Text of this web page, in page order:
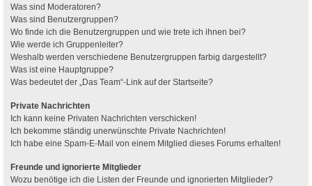
Was sind Moderatoren?
Was sind Benutzergruppen?
Wo finde ich die Benutzergruppen und wie trete ich ihnen bei?
Wie werde ich Gruppenleiter?
Weshalb werden verschiedene Benutzergruppen farbig dargestellt?
Was ist eine Hauptgruppe?
Was bedeutet der „Das Team“-Link auf der Startseite?
Private Nachrichten
Ich kann keine Privaten Nachrichten verschicken!
Ich bekomme ständig unerwünschte Private Nachrichten!
Ich habe eine Spam-E-Mail von einem Mitglied dieses Forums erhalten!
Freunde und ignorierte Mitglieder
Wozu benötige ich die Listen der Freunde und ignorierten Mitglieder?